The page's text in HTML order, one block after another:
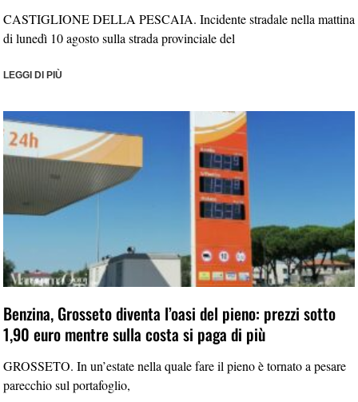
CASTIGLIONE DELLA PESCAIA. Incidente stradale nella mattina
di lunedì 10 agosto sulla strada provinciale del
LEGGI DI PIÙ
Benzina, Grosseto diventa l’oasi del pieno: prezzi sotto
1,90 euro mentre sulla costa si paga di più
GROSSETO. In un’estate nella quale fare il pieno è tornato a pesare
parecchio sul portafoglio,